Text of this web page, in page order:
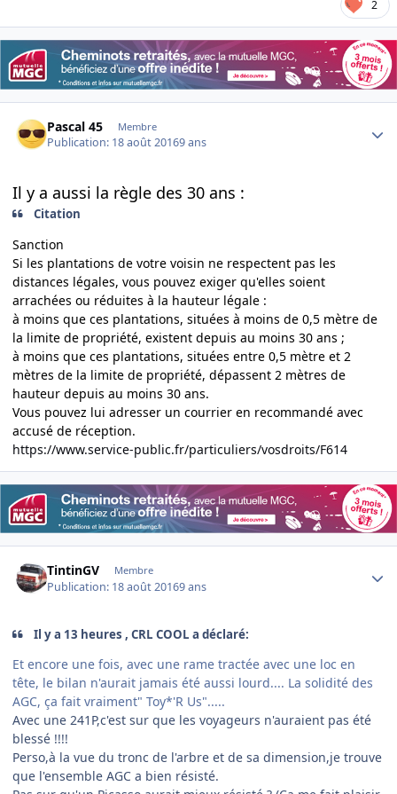
2
Pascal 45 Membre
Publication: 18 août 20169 ans
Il y a aussi la règle des 30 ans :
Citation
Sanction
Si les plantations de votre voisin ne respectent pas les
distances légales, vous pouvez exiger qu'elles soient
arrachées ou réduites à la hauteur légale :
à moins que ces plantations, situées à moins de 0,5 mètre de
la limite de propriété, existent depuis au moins 30 ans ;
à moins que ces plantations, situées entre 0,5 mètre et 2
mètres de la limite de propriété, dépassent 2 mètres de
hauteur depuis au moins 30 ans.
Vous pouvez lui adresser un courrier en recommandé avec
accusé de réception.
https://www.service-public.fr/particuliers/vosdroits/F614
TintinGV Membre
Publication: 18 août 20169 ans
Il y a 13 heures , CRL COOL a déclaré:
Et encore une fois, avec une rame tractée avec une loc en
tête, le bilan n'aurait jamais été aussi lourd.... La solidité des
AGC, ça fait vraiment" Toy*'R Us".....
Avec une 241P,c'est sur que les voyageurs n'auraient pas été
blessé !!!!
Perso,à la vue du tronc de l'arbre et de sa dimension,je trouve
que l'ensemble AGC a bien résisté.